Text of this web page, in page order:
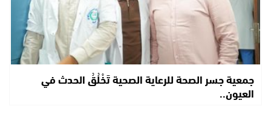
جمعية جسر الصحة للرعاية الصحية تَخْلُقُ الحدث في
العيون..